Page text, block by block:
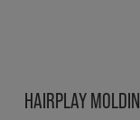
HAIRPLAY